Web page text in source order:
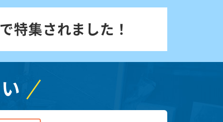
特集されました！